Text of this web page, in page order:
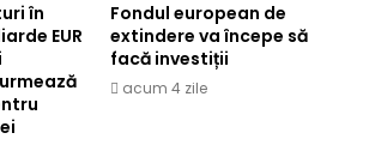
în
EUR
Fondul european de
extindere va începe să
facă investiții
acum 4 zile